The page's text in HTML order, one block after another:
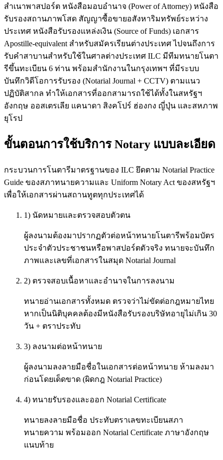
สำเนาพาสปอร์ต หนังสือมอบอำนาจ (Power of Attorney) หนังสือ
รับรองสถานภาพโสด สัญญาซื้อขายอสังหาริมทรัพย์ระหว่าง
ประเทศ หนังสือรับรองแหล่งเงิน (Source of Funds) เอกสาร
Apostille-equivalent สำหรับสมัครเรียนต่างประเทศ ไปจนถึงการ
รับคำสาบานสำหรับใช้ในศาลต่างประเทศ ILC มีทีมทนายโนตา
รีขึ้นทะเบียน 6 ท่าน พร้อมสำนักงานในกรุงเทพฯ ที่มีระบบ
บันทึกวิดีโอการรับรอง (Notarial Journal + CCTV) ตามแนว
ปฏิบัติสากล ทำให้เอกสารที่ออกสามารถใช้ได้ทั้งในสหรัฐฯ
อังกฤษ ออสเตรเลีย แคนาดา สิงคโปร์ ฮ่องกง ญี่ปุ่น และสหภาพ
ยุโรป
ขั้นตอนการใช้บริการ Notary แบบละเอียด
กระบวนการโนตารีมาตรฐานของ ILC ยึดตาม Notarial Practice
Guide ของสภาทนายความและ Uniform Notary Act ของสหรัฐฯ
เพื่อให้เอกสารผ่านสถานทูตทุกประเทศได้
1) นัดหมายและตรวจสอบตัวตน
ผู้ลงนามต้องมาปรากฏตัวต่อหน้าทนายโนตารีพร้อมบัตร
ประจำตัวประชาชนหรือพาสปอร์ตตัวจริง ทนายจะบันทึก
ภาพและเลขที่เอกสารในสมุด Notarial Journal
2) ตรวจสอบเนื้อหาและอำนาจในการลงนาม
ทนายอ่านเอกสารทั้งหมด ตรวจว่าไม่ขัดต่อกฎหมายไทย
หากเป็นนิติบุคคลต้องมีหนังสือรับรองบริษัทอายุไม่เกิน 30
วัน + ตราประทับ
3) ลงนามต่อหน้าทนาย
ผู้ลงนามลงลายมือชื่อในเอกสารต่อหน้าทนาย ห้ามลงมา
ก่อนโดยเด็ดขาด (ผิดกฎ Notarial Practice)
4) ทนายรับรองและออก Notarial Certificate
ทนายลงลายมือชื่อ ประทับตราเลขทะเบียนสภา
ทนายความ พร้อมออก Notarial Certificate ภาษาอังกฤษ
แนบท้าย